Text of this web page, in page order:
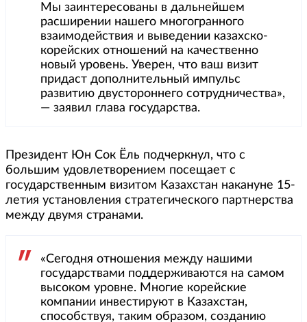
Мы заинтересованы в дальнейшем
расширении нашего многогранного
взаимодействия и выведении казахско-
корейских отношений на качественно
новый уровень. Уверен, что ваш визит
придаст дополнительный импульс
развитию двустороннего сотрудничества»,
— заявил глава государства.
Президент Юн Сок Ёль подчеркнул, что с
большим удовлетворением посещает с
государственным визитом Казахстан накануне 15-
летия установления стратегического партнерства
между двумя странами.
«Сегодня отношения между нашими
государствами поддерживаются на самом
высоком уровне. Многие корейские
компании инвестируют в Казахстан,
способствуя, таким образом, созданию